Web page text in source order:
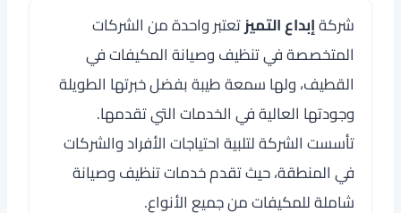
شركةإبداع التميزتعتبر واحدة من الشركات
المتخصصة في تنظيف وصيانة المكيفات في
القطيف، ولها سمعة طيبة بفضل خبرتها الطويلة
وجودتها العالية في الخدمات التي تقدمها.
تأسست الشركة لتلبية احتياجات الأفراد والشركات
في المنطقة، حيث تقدم خدمات تنظيف وصيانة
شاملة للمكيفات من جميع الأنواع.